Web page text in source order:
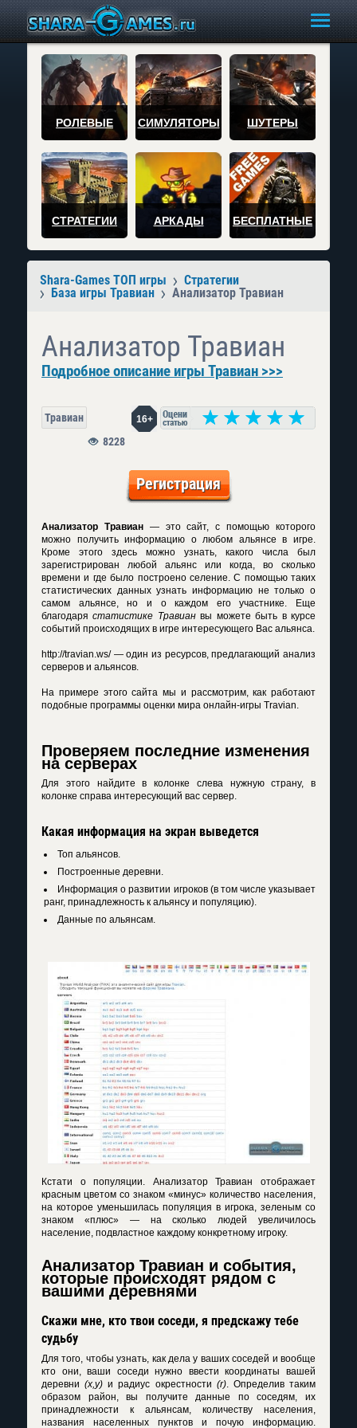
РОЛЕВЫЕ СИМУЛЯТОРЫ ШУТЕРЫ
СТРАТЕГИИ АРКАДЫ БЕСПЛАТНЫЕ
Shara-Games ТОП игры
Стратегии
База игры Травиан
Анализатор Травиан
Анализатор Травиан
Подробное описание игры Травиан >>>
Травиан 16+
8228
Регистрация
Анализатор Травиан— это сайт, с помощью которого
можно получить информацию о любом альянсе в игре.
Кроме этого здесь можно узнать, какого числа был
зарегистрирован любой альянс или когда, во сколько
времени и где было построено селение. С помощью таких
статистических данных узнать информацию не только о
самом альянсе, но и о каждом его участнике. Еще
благодарястатистике Травианвы можете быть в курсе
событий происходящих в игре интересующего Вас альянса.
http://travian.ws/ — один из ресурсов, предлагающий анализ
серверов и альянсов.
На примере этого сайта мы и рассмотрим, как работают
подобные программы оценки мира онлайн-игры Travian.
Проверяем последние изменения
на серверах
Для этого найдите в колонке слева нужную страну, в
колонке справа интересующий вас сервер.
Какая информация на экран выведется
Топ альянсов.
Построенные деревни.
Информация о развитии игроков (в том числе указывает
ранг, принадлежность к альянсу и популяцию).
Данные по альянсам.
Кстати о популяции. Анализатор Травиан
отображает
красным цветом со знаком «минус» количество населения,
на которое уменьшилась популяция в игрока, зеленым со
знаком «плюс» — на сколько людей увеличилось
население, подвластное каждому конкретному игроку.
Анализатор Травиан и события,
которые происходят рядом с
вашими деревнями
Скажи мне, кто твои соседи, я предскажу тебе
судьбу
Для того, чтобы узнать, как дела у ваших соседей и вообще
кто они, ваши соседи нужно ввести координаты вашей
деревни(x,y) и радиус окрестности (r). Определив таким
образом район, вы получите данные по соседям, их
принадлежности к альянсам, количеству населения,
названия населенных пунктов и почую информацию.